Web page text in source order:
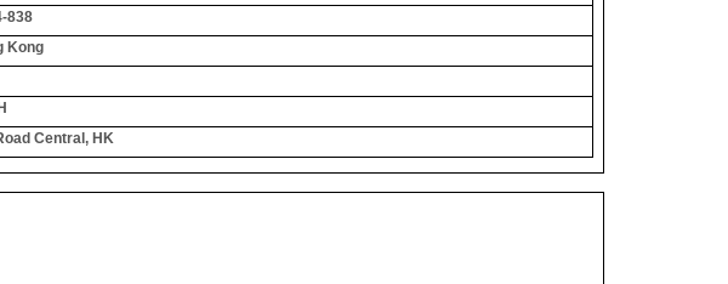
838
Kong
Central, HK